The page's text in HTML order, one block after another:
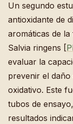
Un segundo
antioxidante de
aromáticas de
Salvia ringens [
evaluar la
prevenir el
oxidativo. Este
tubos de
resultados